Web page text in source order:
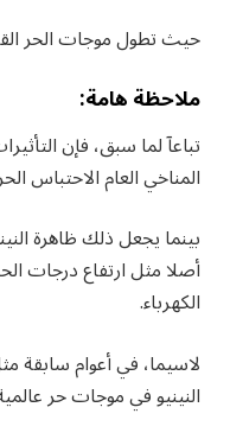
حيث تطول موجات الحر
ملاحظة هامة:
تباعآ لما سبق، فإن
المناخي العام الاحتباس
أصلا مثل ارتفاع درجات
الكهرباء.
النينيو في موجات حر